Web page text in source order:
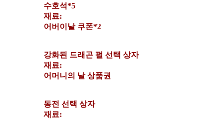
수호석*5
재료:
어버이날 쿠폰*2
강화된 드래곤 펄 선택 상자
재료:
어머니의 날 상품권
동전 선택 상자
재료: